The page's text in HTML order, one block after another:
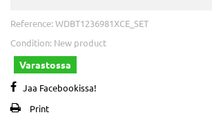
Reference: WDBT1236981XCE_SET
Condition: New product
Varastossa
Jaa Facebookissa!
Print